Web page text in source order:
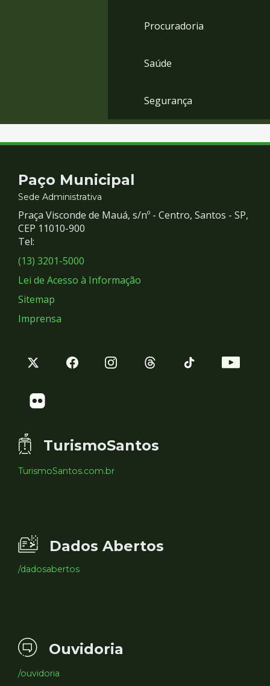
Procuradoria
Saúde
Segurança
Contato
e
Redes
Sociais
Paço Municipal
Sede Administrativa
Praça Visconde de Mauá, s/nº - Centro, Santos - SP,
CEP 11010-900
Tel:
(13) 3201-5000
Lei de Acesso à Informação
Sitemap
Imprensa
TurismoSantos
TurismoSantos.com.br
Dados Abertos
/dadosabertos
Ouvidoria
/ouvidoria